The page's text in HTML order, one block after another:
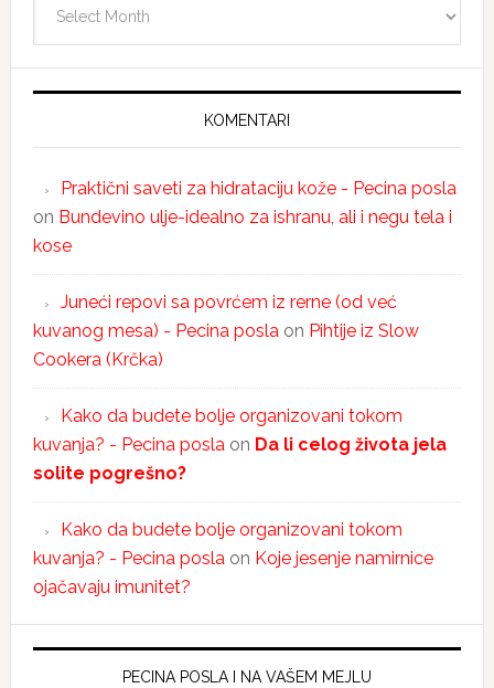
KOMENTARI
Praktični saveti za hidrataciju kože - Pecina posla
on Bundevino ulje-idealno za ishranu, ali i negu tela i
kose
Juneći repovi sa povrćem iz rerne (od već
kuvanog mesa) - Pecina poslaon Pihtije iz Slow
Cookera (Krčka)
Kako da budete bolje organizovani tokom
kuvanja? - Pecina poslaon Da li celog života jela
solite pogrešno?
Kako da budete bolje organizovani tokom
kuvanja? - Pecina poslaon Koje jesenje namirnice
ojačavaju imunitet?
PECINA POSLA I NA VAŠEM MEJLU